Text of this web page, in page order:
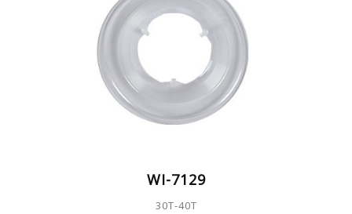
WI-7129
30T-40T